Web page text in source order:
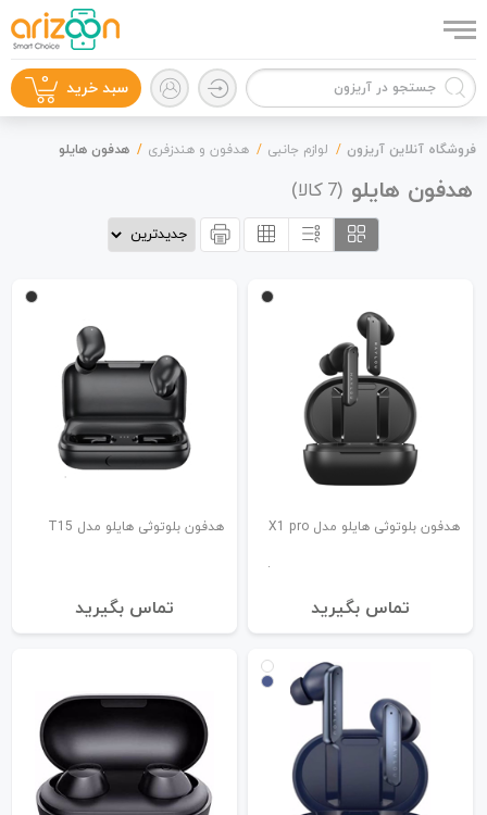
سبد خرید 0
فروشگاه آنلاین آریزون لوازم جانبی هدفون و هندزفری هدفون هایلو
هدفون هایلو (
7 کالا)
هدفون بلوتوثی هایلو مدل X1 pro
تماس بگیرید
هدفون بلوتوثی هایلو مدل T15
تماس بگیرید